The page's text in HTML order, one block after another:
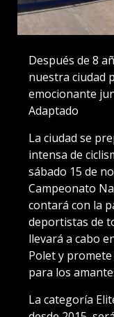
Después de 8
nuestra ciudad
emocionante
Adaptado
La ciudad se
intensa de
sábado 15 de
Campeonato
contará con la
deportistas de
llevará a cabo
Polet y
para los
La categoría